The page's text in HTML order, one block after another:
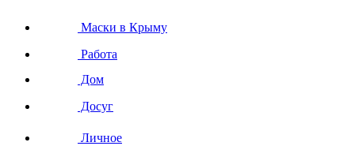
Маски в Крыму
Работа
Дом
Досуг
Личное